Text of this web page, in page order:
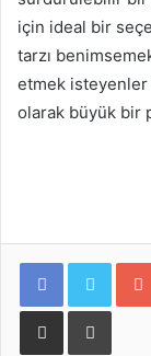
için ideal bir
tarzı
etmek
olarak büyük bir
E-Posta ile paylaş Yazdır